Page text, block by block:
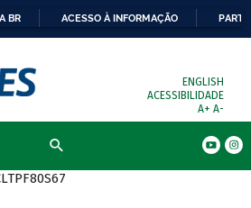
BR ACESSO À INFORMAÇÃO
ENGLISH
ACESSIBILIDADE
A+ A-